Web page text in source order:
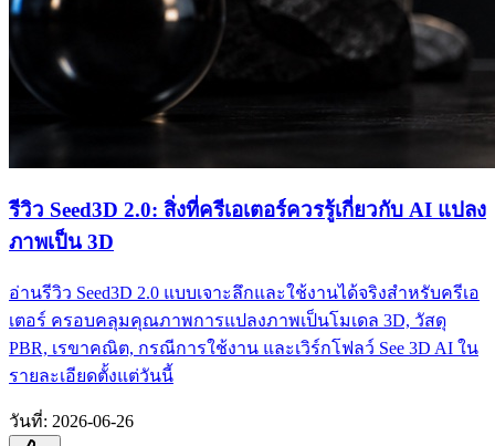
รีวิว Seed3D 2.0: สิ่งที่ครีเอเตอร์ควรรู้เกี่ยวกับ AI แปลง
ภาพเป็น 3D
อ่านรีวิว Seed3D 2.0 แบบเจาะลึกและใช้งานได้จริงสำหรับครีเอ
เตอร์ ครอบคลุมคุณภาพการแปลงภาพเป็นโมเดล 3D, วัสดุ
PBR, เรขาคณิต, กรณีการใช้งาน และเวิร์กโฟลว์ See 3D AI ใน
รายละเอียดตั้งแต่วันนี้
วันที่: 2026-06-26